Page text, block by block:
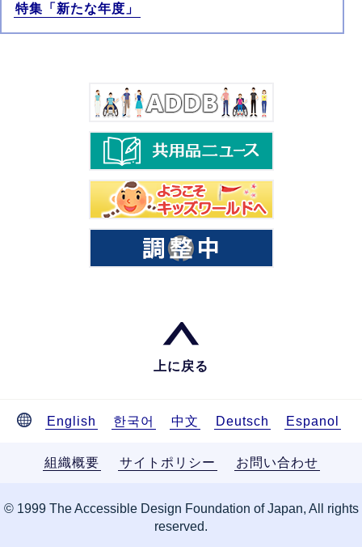
特集「新たな年度」
上に戻る
English 한국어 中文 Deutsch Espanol
組織概要 サイトポリシー お問い合わせ
© 1999 The Accessible Design Foundation of Japan, All rights
reserved.